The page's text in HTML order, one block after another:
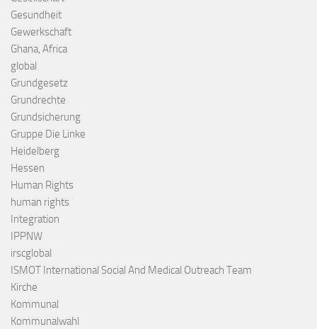
Gesundheit
Gewerkschaft
Ghana, Africa
global
Grundgesetz
Grundrechte
Grundsicherung
Gruppe Die Linke
Heidelberg
Hessen
Human Rights
human rights
Integration
IPPNW
irscglobal
ISMOT International Social And Medical Outreach Team
Kirche
Kommunal
Kommunalwahl